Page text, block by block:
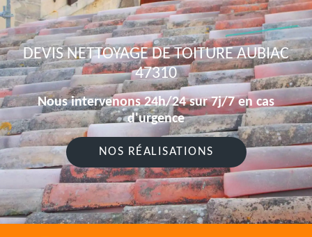
DEVIS NETTOYAGE DE TOITURE AUBIAC
47310
Nous intervenons 24h/24 sur 7j/7 en cas
d'urgence
NOS RÉALISATIONS